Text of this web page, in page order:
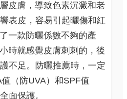
皮膚，導致色素沉澱和老
表皮，容易引起曬傷和紅
一款防曬係數不夠的產
時就感覺皮膚刺刺的，後
不足。防曬推薦時，一定
（防UVA）和SPF值
面保護。